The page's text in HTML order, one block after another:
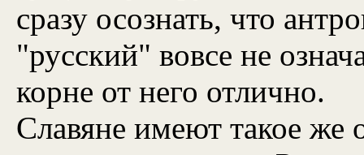
сразу осознать, что
"русский" вовсе не
корне от него отлично.
Славяне имеют такое же